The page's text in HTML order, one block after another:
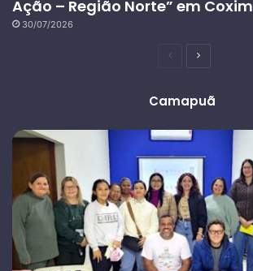
Ação – Região Norte” em Coxim
30/07/2026
PáginaPróxima
Camapuã